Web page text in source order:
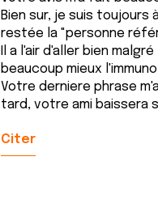
Bien sur, je suis
restée la "personne
Il a l'air d'aller bien
beaucoup mieux
Votre derniere phrase
tard, votre ami baissera
Citer